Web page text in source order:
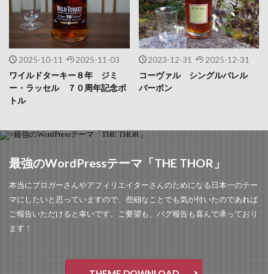
2025-10-11 2025-11-03
ワイルドターキー８年 ジミ
ー・ラッセル ７０周年記念ボ
トル
2023-12-31 2025-12-31
コーヴァル シングルバレル
バーボン
最強のWordPressテーマ「THE THOR」
本当にブロガーさんやアフィリエイターさんのためになる日本一のテー
マにしたいと思っていますので、些細なことでも気が付いたのであれば
ご報告いただけると幸いです。ご要望も、バグ報告も喜んで承っており
ます！